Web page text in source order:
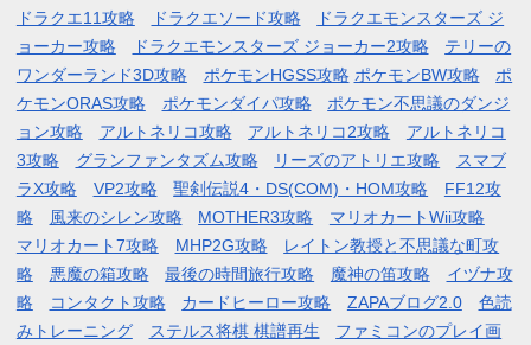
ドラクエ11攻略
ドラクエソード攻略
ドラクエモンスターズ ジ
ョーカー攻略
ドラクエモンスターズ ジョーカー2攻略
テリーの
ワンダーランド3D攻略
ポケモンHGSS攻略 ポケモンBW攻略
ポ
ケモンORAS攻略
ポケモンダイパ攻略
ポケモン不思議のダンジ
ョン攻略
アルトネリコ攻略 アルトネリコ2攻略
アルトネリコ
3攻略
グランファンタズム攻略 リーズのアトリエ攻略
スマブ
ラX攻略
VP2攻略 聖剣伝説4・DS(COM)・HOM攻略
FF12攻
略
風来のシレン攻略 MOTHER3攻略
マリオカートWii攻略
マリオカート7攻略
MHP2G攻略
レイトン教授と不思議な町攻
略
悪魔の箱攻略 最後の時間旅行攻略 魔神の笛攻略
イヅナ攻
略
コンタクト攻略 カードヒーロー攻略 ZAPAブログ2.0
色読
みトレーニング
ステルス将棋 棋譜再生 ファミコンのプレイ画